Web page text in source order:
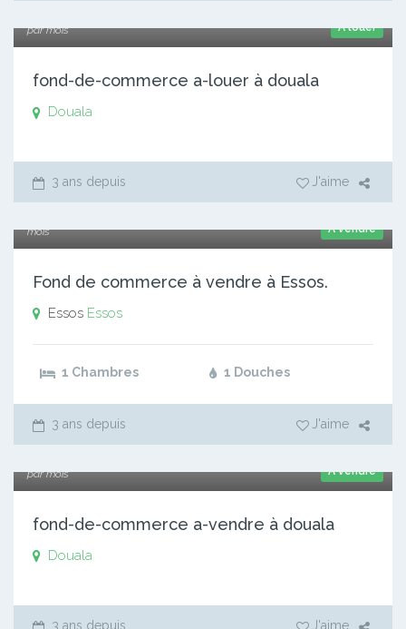
A louer
par mois
fond-de-commerce a-louer à douala
Douala
3 ans depuis J'aime
A vendre
mois
Fond de commerce à vendre à Essos.
Essos Essos
1 Chambres 1 Douches
3 ans depuis J'aime
A vendre
par mois
fond-de-commerce a-vendre à douala
Douala
3 ans depuis J'aime